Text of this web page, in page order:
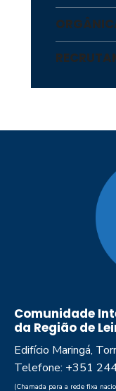
Comunidade
da Região de
Edifício Maringá,
Telefone: +351
(Chamada para a rede fixa